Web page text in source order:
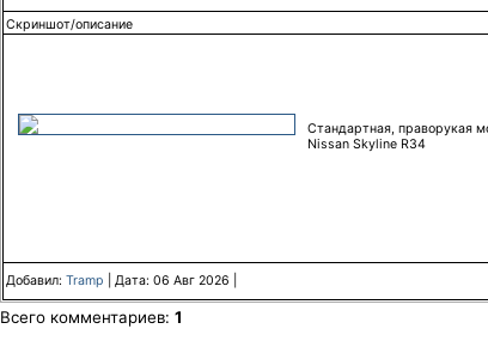
Скриншот/описание
Стандартная, праворукая
Nissan Skyline R34
Добавил: Tramp | Дата: 06 Авг 2026
Всего комментариев: 1